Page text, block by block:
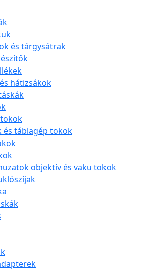
és tárgysátrak
hátizsákok
és táblagép tokok
objektív és vaku tokok